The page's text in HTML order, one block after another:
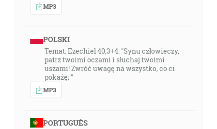
MP3
POLSKI
Temat: Ezechiel 40,3+4: "Synu człowieczy,
patrz twoimi oczami i słuchaj twoimi
uszami! Zwróć uwagę na wszystko, co ci
pokażę; "
MP3
PORTUGUÊS